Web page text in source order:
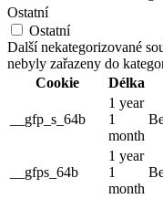
Ostatní
Ostatní
Další nekategorizované
nebyly zařazeny do
Cookie
Délka
__gfp_s_64b
1 year
1
month
__gfps_64b
1 year
1
month